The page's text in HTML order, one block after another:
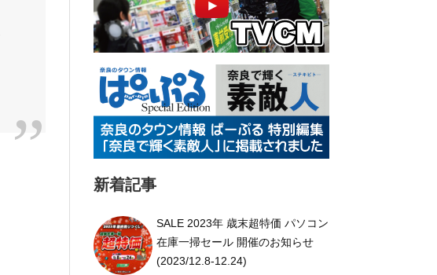
新着記事
SALE 2023年 歳末超特価 パソコン
在庫一掃セール 開催のお知らせ
(2023/12.8-12.24)